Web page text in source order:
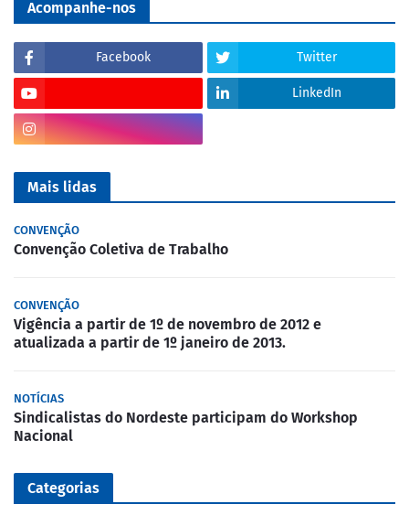
Acompanhe-nos
Facebook Twitter
LinkedIn
Mais lidas
CONVENÇÃO
Convenção Coletiva de Trabalho
CONVENÇÃO
Vigência a partir de 1º de novembro de 2012 e
atualizada a partir de 1º janeiro de 2013.
NOTÍCIAS
Sindicalistas do Nordeste participam do Workshop
Nacional
Categorias